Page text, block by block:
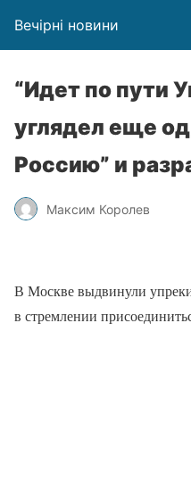
Вечірні новини
“Идет по пути
углядел еще
Россию” и
Максим Королев
В Москве выдвинули
в стремлении